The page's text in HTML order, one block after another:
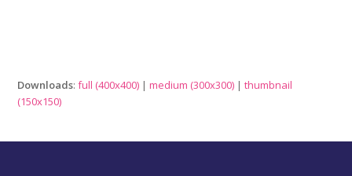
Downloads:full (400x400) |medium (300x300) |thumbnail
(150x150)